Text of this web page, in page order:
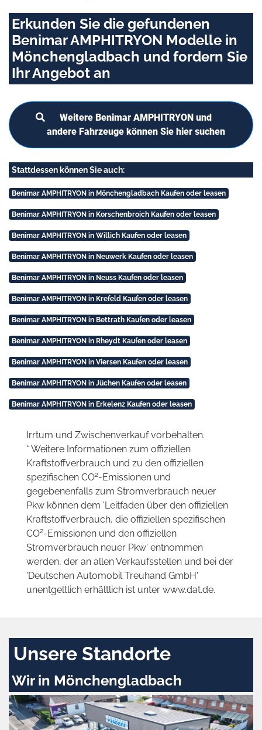
Erkunden Sie die gefundenen
Benimar AMPHITRYON Modelle in
Mönchengladbach und fordern Sie
Ihr Angebot an
Weitere Benimar AMPHITRYON und
andere Fahrzeuge können Sie hier suchen
Stattdessen können Sie auch:
Benimar AMPHITRYON in Mönchengladbach Kaufen oder leasen
Benimar AMPHITRYON in Korschenbroich Kaufen oder leasen
Benimar AMPHITRYON in Willich Kaufen oder leasen
Benimar AMPHITRYON in Neuwerk Kaufen oder leasen
Benimar AMPHITRYON in Neuss Kaufen oder leasen
Benimar AMPHITRYON in Krefeld Kaufen oder leasen
Benimar AMPHITRYON in Bettrath Kaufen oder leasen
Benimar AMPHITRYON in Rheydt Kaufen oder leasen
Benimar AMPHITRYON in Viersen Kaufen oder leasen
Benimar AMPHITRYON in Jüchen Kaufen oder leasen
Benimar AMPHITRYON in Erkelenz Kaufen oder leasen
Irrtum und Zwischenverkauf vorbehalten.
* Weitere Informationen zum offiziellen
Kraftstoffverbrauch und zu den offiziellen
spezifischen CO2-Emissionen und
gegebenenfalls zum Stromverbrauch neuer
Pkw können dem 'Leitfaden über den offiziellen
Kraftstoffverbrauch, die offiziellen spezifischen
CO2-Emissionen und den offiziellen
Stromverbrauch neuer Pkw' entnommen
werden, der an allen Verkaufsstellen und bei der
'Deutschen Automobil Treuhand GmbH'
unentgeltlich erhältlich ist unter www.dat.de.
Unsere Standorte
Wir in Mönchengladbach